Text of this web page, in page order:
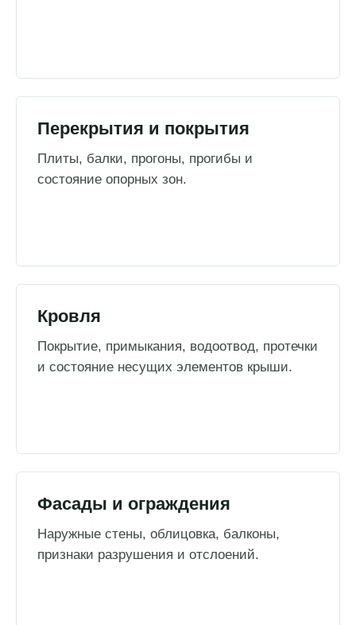
Перекрытия и покрытия
Плиты, балки, прогоны, прогибы и
состояние опорных зон.
Кровля
Покрытие, примыкания, водоотвод, протечки
и состояние несущих элементов крыши.
Фасады и ограждения
Наружные стены, облицовка, балконы,
признаки разрушения и отслоений.